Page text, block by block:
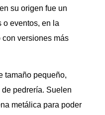
su origen fue un
o eventos, en la
versiones más
tamaño pequeño,
pedrería. Suelen
metálica para poder